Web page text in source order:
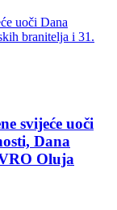
svijeće uoči
Dana
Oluja